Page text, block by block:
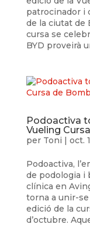
patrocinador i
de la ciutat de
cursa se
BYD proveirà
Podoactiva
Vueling
per Toni | oct.
Podoactiva,
de podologia i
clínica en
torna a unir-se
edició de la
d’octubre.